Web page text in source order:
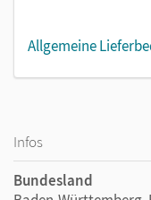
Allgemeine
Infos
Bundesland